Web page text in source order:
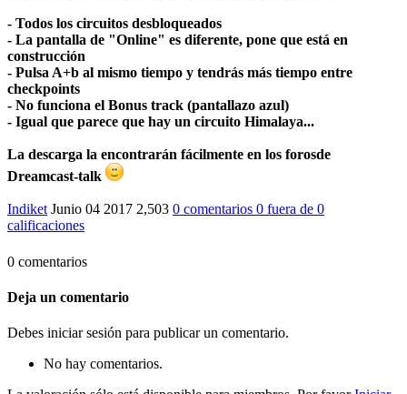
- Todos los circuitos desbloqueados
- La pantalla de "Online" es diferente, pone que está en
construcción
- Pulsa A+b al mismo tiempo y tendrás más tiempo entre
checkpoints
- No funciona el Bonus track (pantallazo azul)
- Igual que parece que hay un circuito Himalaya...
La descarga la encontrarán fácilmente en los forosde
Dreamcast-talk
Indiket Junio 04 2017 2,503 0 comentarios 0 fuera de 0
calificaciones
0 comentarios
Deja un comentario
Debes iniciar sesión para publicar un comentario.
No hay comentarios.